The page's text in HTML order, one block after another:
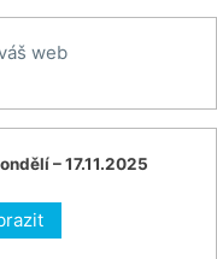
web
– 17.11.2025